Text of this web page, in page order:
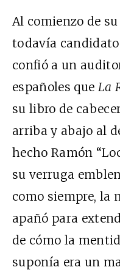
Al comienzo de
todavía
confió a un
españoles que La
su libro de
arriba y abajo al
hecho Ramón
su verruga
como siempre, la
apañó para
de cómo la
suponía era un